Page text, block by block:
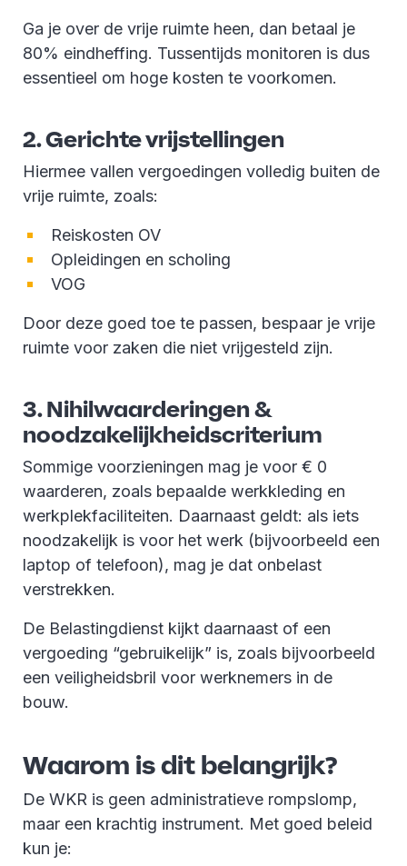
Ga je over de vrije ruimte heen, dan betaal je
80% eindheffing. Tussentijds monitoren is dus
essentieel om hoge kosten te voorkomen.
2. Gerichte vrijstellingen
Hiermee vallen vergoedingen volledig buiten de
vrije ruimte, zoals:
Reiskosten OV
Opleidingen en scholing
VOG
Door deze goed toe te passen, bespaar je vrije
ruimte voor zaken die niet vrijgesteld zijn.
3. Nihilwaarderingen &
noodzakelijkheidscriterium
Sommige voorzieningen mag je voor € 0
waarderen, zoals bepaalde werkkleding en
werkplekfaciliteiten. Daarnaast geldt: als iets
noodzakelijk is voor het werk (bijvoorbeeld een
laptop of telefoon), mag je dat onbelast
verstrekken.
De Belastingdienst kijkt daarnaast of een
vergoeding “gebruikelijk” is, zoals bijvoorbeeld
een veiligheidsbril voor werknemers in de
bouw.
Waarom is dit belangrijk?
De WKR is geen administratieve rompslomp,
maar een krachtig instrument. Met goed beleid
kun je: